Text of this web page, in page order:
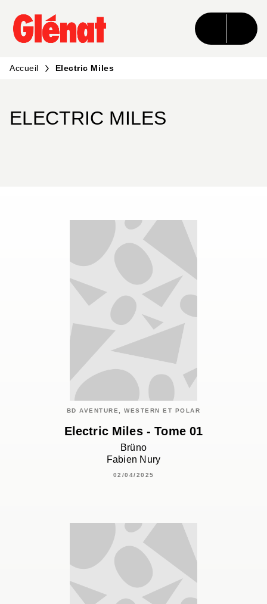
MENU RECHERCHE CONTENU
PIED DE PAGE
Accueil Electric Miles
ELECTRIC MILES
BD AVENTURE, WESTERN ET POLAR
Electric Miles - Tome 01
Brüno
Fabien Nury
02/04/2025